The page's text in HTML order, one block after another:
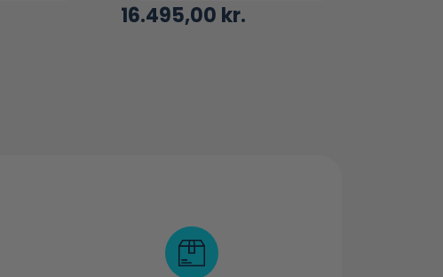
16.495,00 kr.